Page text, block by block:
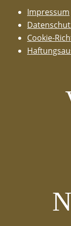
Impressum
Cookie-